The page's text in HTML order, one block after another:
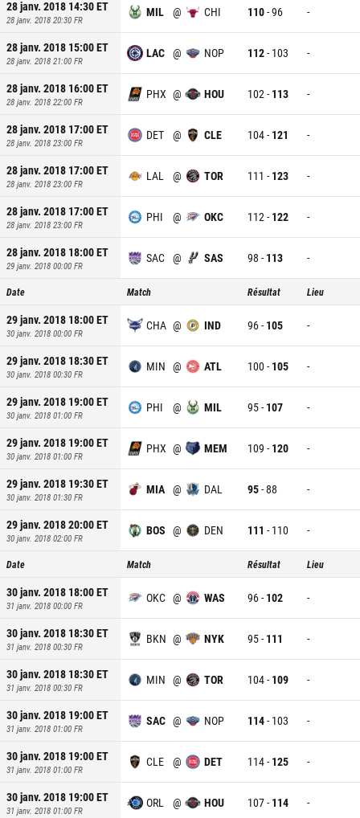
28 janv. 2018 14:30ET
28 janv. 2018 20:30 FR
MIL @ CHI 110-96 -
28 janv. 2018 15:00ET
28 janv. 2018 21:00 FR
LAC @ NOP 112- 103 -
28 janv. 2018 16:00ET
28 janv. 2018 22:00 FR
PHX @ HOU 102- 113 -
28 janv. 2018 17:00ET
28 janv. 2018 23:00 FR
DET @ CLE 104- 121 -
28 janv. 2018 17:00ET
28 janv. 2018 23:00 FR
LAL @ TOR 111 - 123 -
28 janv. 2018 17:00ET
28 janv. 2018 23:00 FR
PHI @ OKC 112- 122 -
28 janv. 2018 18:00ET
29 janv. 2018 00:00 FR
SAC @ SAS 98 - 113 -
Date Match Résultat Lieu
29 janv. 2018 18:00ET
30 janv. 2018 00:00 FR
CHA @ IND 96- 105 -
29 janv. 2018 18:30ET
30 janv. 2018 00:30 FR
MIN @ ATL 100- 105 -
29 janv. 2018 19:00ET
30 janv. 2018 01:00 FR
PHI @ MIL 95- 107 -
29 janv. 2018 19:00ET
30 janv. 2018 01:00 FR
PHX @ MEM 109 - 120 -
29 janv. 2018 19:30ET
30 janv. 2018 01:30 FR
MIA @ DAL 95-88 -
29 janv. 2018 20:00ET
30 janv. 2018 02:00 FR
BOS @ DEN 111 - 110 -
Date Match Résultat Lieu
30 janv. 2018 18:00ET
31 janv. 2018 00:00 FR
OKC @ WAS 96- 102 -
30 janv. 2018 18:30ET
31 janv. 2018 00:30 FR
BKN @ NYK 95- 111 -
30 janv. 2018 18:30ET
31 janv. 2018 00:30 FR
MIN @ TOR 104- 109 -
30 janv. 2018 19:00ET
31 janv. 2018 01:00 FR
SAC @ NOP 114- 103 -
30 janv. 2018 19:00ET
31 janv. 2018 01:00 FR
CLE @ DET 114- 125 -
30 janv. 2018 19:00ET
31 janv. 2018 01:00 FR
ORL @ HOU 107- 114 -